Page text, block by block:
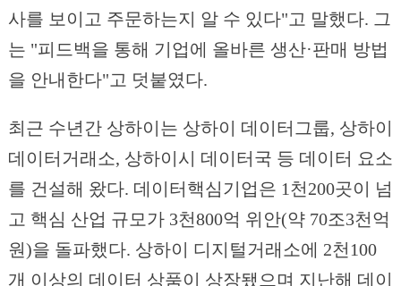
사를 보이고 주문하는지 알 수 있다"고 말했다. 그
는 "피드백을 통해 기업에 올바른 생산·판매 방법
을 안내한다"고 덧붙였다.
최근 수년간 상하이는 상하이 데이터그룹, 상하이
데이터거래소, 상하이시 데이터국 등 데이터 요소
를 건설해 왔다. 데이터핵심기업은 1천200곳이 넘
고 핵심 산업 규모가 3천800억 위안(약 70조3천억
원)을 돌파했다. 상하이 디지털거래소에 2천100
개 이상의 데이터 상품이 상장됐으며 지난해 데이